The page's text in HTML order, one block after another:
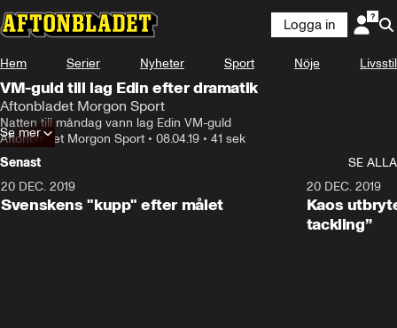
Logga in
Hem Serier Nyheter Sport Nöje Livsstil
VM-guld till lag Edin efter dramatik
Aftonbladet Morgon Sport
Natten till måndag vann lag Edin VM-guld
Aftonbladet Morgon Sport • 08.04.19 • 41 sek
Se mer
Senast
SE ALLA
20 DEC. 2019
Svenskens "kupp" efter målet
20 DEC. 2019
Kaos
tackling”